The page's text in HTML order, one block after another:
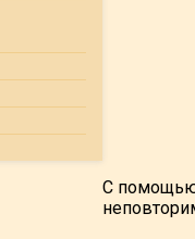
С помощью